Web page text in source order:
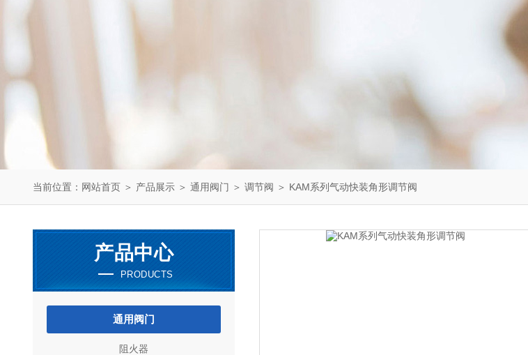
当前位置： 网站首页 ＞ 产品展示 ＞ 通用阀门 ＞ 调节阀 ＞ KAM系列气动快装角形调节阀
产品中心
PRODUCTS
通用阀门
阻火器